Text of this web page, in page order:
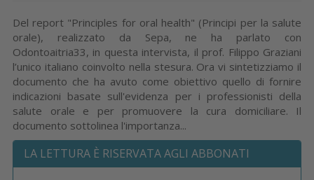
Del report "Principles for oral health" (Principi per la salute
orale), realizzato da Sepa, ne ha parlato con
Odontoaitria33, in questa intervista, il prof. Filippo Graziani
l’unico italiano coinvolto nella stesura. Ora vi sintetizziamo il
documento che ha avuto come obiettivo quello di fornire
indicazioni basate sull'evidenza per i professionisti della
salute orale e per promuovere la cura domiciliare. Il
documento sottolinea l'importanza...
LA LETTURA È RISERVATA AGLI ABBONATI